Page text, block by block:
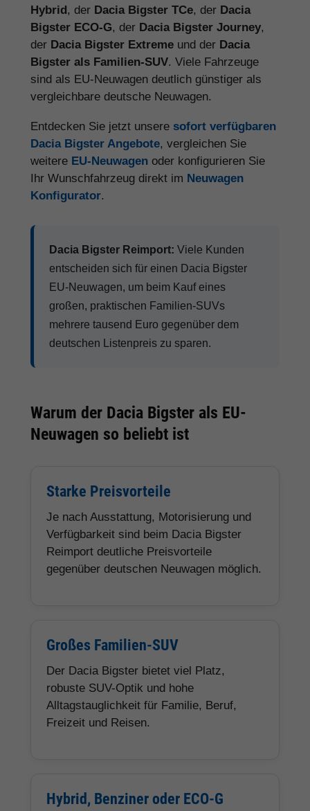
Hybrid, der Dacia Bigster TCe, der Dacia
Bigster ECO-G, der Dacia Bigster Journey,
der Dacia Bigster Extreme und der Dacia
Bigster als Familien-SUV. Viele Fahrzeuge
sind als EU-Neuwagen deutlich günstiger als
vergleichbare deutsche Neuwagen.
Entdecken Sie jetzt unsere sofort verfügbaren
Dacia Bigster Angebote, vergleichen Sie
weitere EU-Neuwagen oder konfigurieren Sie
Ihr Wunschfahrzeug direkt im Neuwagen
Konfigurator.
Dacia Bigster Reimport: Viele Kunden
entscheiden sich für einen Dacia Bigster
EU-Neuwagen, um beim Kauf eines
großen, praktischen Familien-SUVs
mehrere tausend Euro gegenüber dem
deutschen Listenpreis zu sparen.
Warum der Dacia Bigster als EU-
Neuwagen so beliebt ist
Starke Preisvorteile
Je nach Ausstattung, Motorisierung und
Verfügbarkeit sind beim Dacia Bigster
Reimport deutliche Preisvorteile
gegenüber deutschen Neuwagen möglich.
Großes Familien-SUV
Der Dacia Bigster bietet viel Platz,
robuste SUV-Optik und hohe
Alltagstauglichkeit für Familie, Beruf,
Freizeit und Reisen.
Hybrid, Benziner oder ECO-G